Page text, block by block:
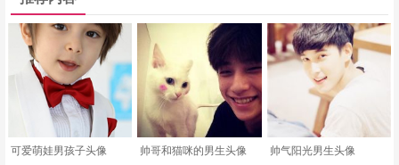
可爱萌娃男孩子头像 帅哥和猫咪的男生头像 帅气阳光男生头像